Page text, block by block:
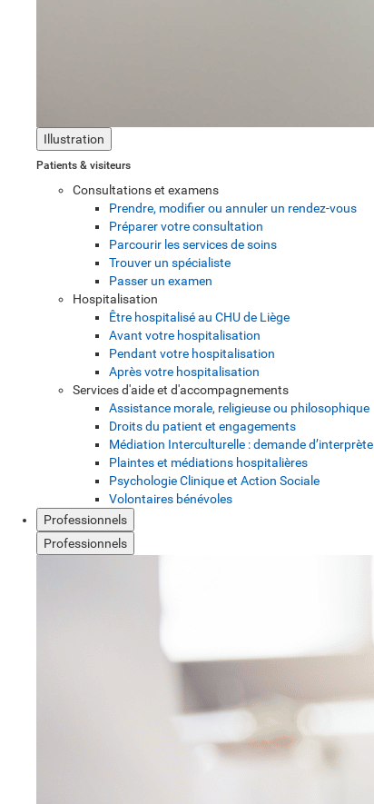
Illustration
Patients & visiteurs
Consultations et examens
Prendre, modifier ou annuler un rendez-vous
Préparer votre consultation
Parcourir les services de soins
Trouver un spécialiste
Passer un examen
Hospitalisation
Être hospitalisé au CHU de Liège
Avant votre hospitalisation
Pendant votre hospitalisation
Après votre hospitalisation
Services d'aide et d'accompagnements
Assistance morale, religieuse ou philosophique
Droits du patient et engagements
Médiation Interculturelle : demande d’interprète
Plaintes et médiations hospitalières
Psychologie Clinique et Action Sociale
Volontaires bénévoles
Professionnels
Professionnels